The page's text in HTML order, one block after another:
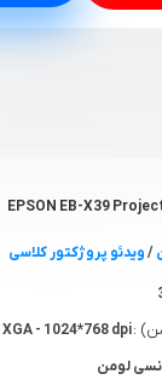
/ویدئو پروژکتور کلاسی
: